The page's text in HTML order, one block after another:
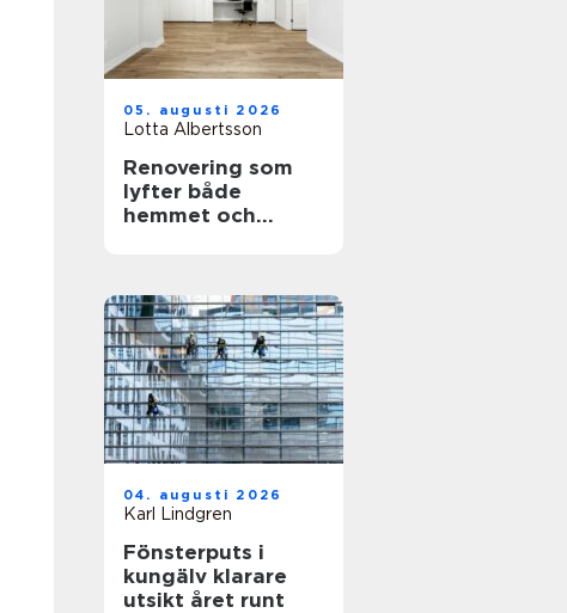
05. augusti 2026
Lotta Albertsson
Renovering som
lyfter både
hemmet och
04. augusti 2026
Karl Lindgren
Fönsterputs i
kungälv klarare
utsikt året runt